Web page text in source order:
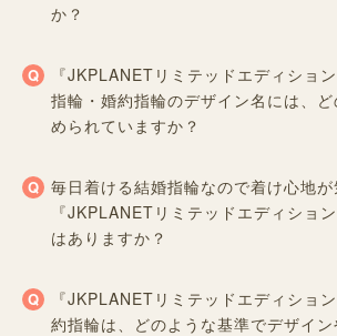
か？
『JKPLANETリミテッドエディショ
指輪・婚約指輪のデザイン名には、
められていますか？
毎日着ける結婚指輪なので着け心地が
『JKPLANETリミテッドエディショ
はありますか？
『JKPLANETリミテッドエディショ
約指輪は、どのような基準でデザイ